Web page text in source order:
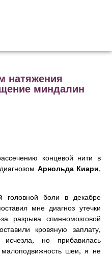
натяжения
миндалин
концевой нити в
Арнольда Киари,
головной боли в декабре
мне диагноз утечки
разрыва спинномозговой
кровяную заплату,
но прибавилась
шеи, я не